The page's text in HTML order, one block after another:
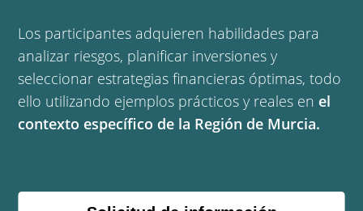
Los participantes adquieren habilidades para
analizar riesgos, planificar inversiones y
seleccionar estrategias financieras óptimas, todo
ello utilizando ejemplos prácticos y reales en el
contexto específico de la Región de Murcia.